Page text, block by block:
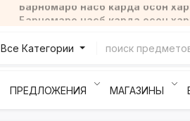
Барномаро насб карда осон
Все Категории
ПРЕДЛОЖЕНИЯ МАГАЗИНЫ